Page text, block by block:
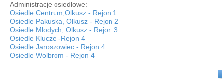
Administracje osiedlowe:
Osiedle Centrum,Olkusz - Rejon 1
Osiedle Pakuska, Olkusz - Rejon 2
Osiedle Młodych, Olkusz - Rejon 3
Osiedle Klucze -Rejon 4
Osiedle Jaroszowiec - Rejon 4
Osiedle Wolbrom - Rejon 4